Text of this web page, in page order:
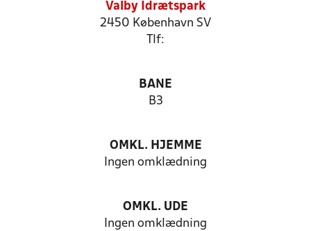
Valby Idrætspark
2450 København SV
Tlf:
BANE
B3
OMKL. HJEMME
Ingen omklædning
OMKL. UDE
Ingen omklædning